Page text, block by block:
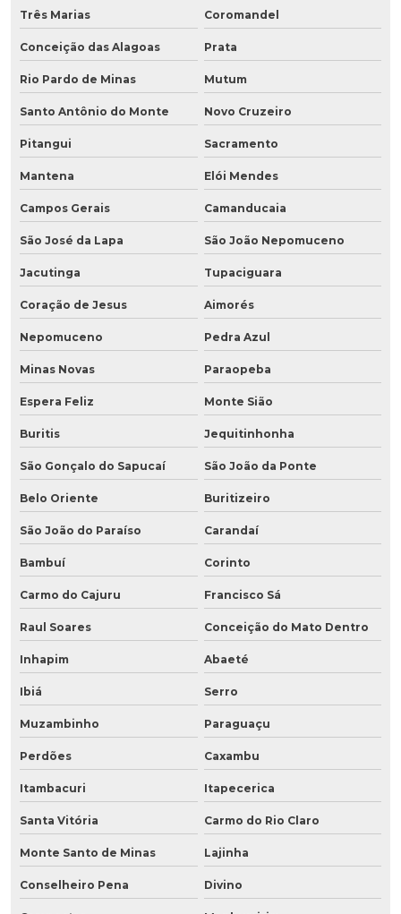
Três Marias Coromandel
Conceição das Alagoas Prata
Rio Pardo de Minas Mutum
Santo Antônio do Monte Novo Cruzeiro
Pitangui Sacramento
Mantena Elói Mendes
Campos Gerais Camanducaia
São José da Lapa São João Nepomuceno
Jacutinga Tupaciguara
Coração de Jesus Aimorés
Nepomuceno Pedra Azul
Minas Novas Paraopeba
Espera Feliz Monte Sião
Buritis Jequitinhonha
São Gonçalo do Sapucaí São João da Ponte
Belo Oriente Buritizeiro
São João do Paraíso Carandaí
Bambuí Corinto
Carmo do Cajuru Francisco Sá
Raul Soares Conceição do Mato Dentro
Inhapim Abaeté
Ibiá Serro
Muzambinho Paraguaçu
Perdões Caxambu
Itambacuri Itapecerica
Santa Vitória Carmo do Rio Claro
Monte Santo de Minas Lajinha
Conselheiro Pena Divino